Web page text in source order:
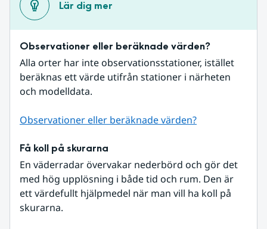
Lär dig mer
Observationer eller beräknade värden?
Alla orter har inte observationsstationer, istället
beräknas ett värde utifrån stationer i närheten
och modelldata.
Observationer eller beräknade värden?
Få koll på skurarna
En väderradar övervakar nederbörd och gör det
med hög upplösning i både tid och rum. Den är
ett värdefullt hjälpmedel när man vill ha koll på
skurarna.